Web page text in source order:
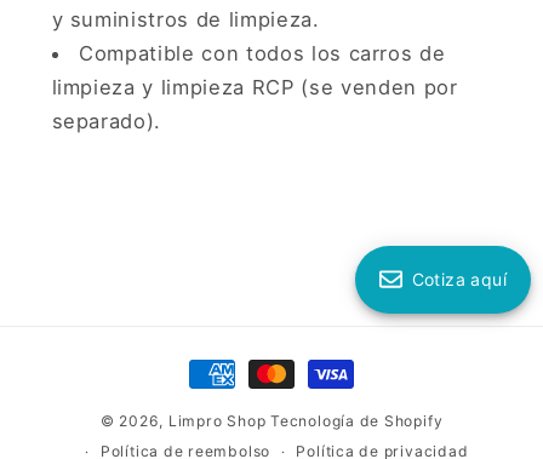
y suministros de limpieza.
Compatible con todos los carros de
limpieza y limpieza RCP (se venden por
separado).
Cotiza aquí
Formas
de
pago
© 2026, Limpro Shop Tecnología de Shopify
Política de reembolso
Política de privacidad